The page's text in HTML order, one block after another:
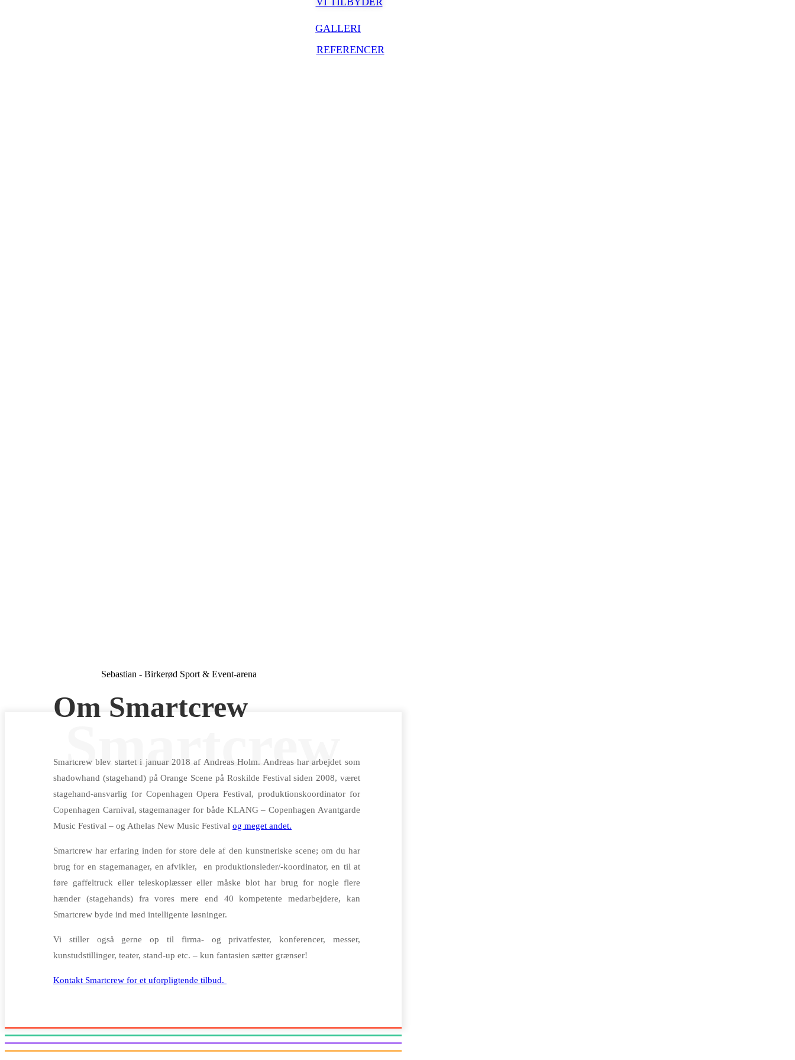
GALLERI
REFERENCER
Sebastian - Birkerød Sport & Event-arena
Smartcrew
Om Smartcrew
Smartcrew blev startet i januar 2018 af Andreas Holm. Andreas har arbejdet som
shadowhand (stagehand) på Orange Scene på Roskilde Festival siden 2008, været
stagehand-ansvarlig for Copenhagen Opera Festival, produktionskoordinator for
Copenhagen Carnival, stagemanager for både KLANG – Copenhagen Avantgarde
Music Festival – og Athelas New Music Festival og meget andet.
Smartcrew har erfaring inden for store dele af den kunstneriske scene; om du har
brug for en stagemanager, en afvikler, en produktionsleder/-koordinator, en til at
føre gaffeltruck eller teleskoplæsser eller måske blot har brug for nogle flere
hænder (stagehands) fra vores mere end 40 kompetente medarbejdere, kan
Smartcrew byde ind med intelligente løsninger.
Vi stiller også gerne op til firma- og privatfester, konferencer, messer,
kunstudstillinger, teater, stand-up etc. – kun fantasien sætter grænser!
Kontakt Smartcrew for et uforpligtende tilbud.